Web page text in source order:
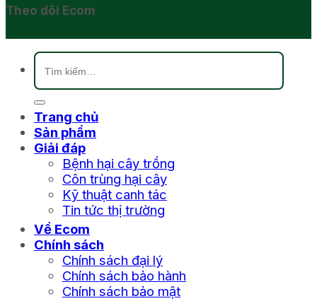
Theo dõi Ecom
Tìm
kiếm:
Trang chủ
Sản phẩm
Giải đáp
Bệnh hại cây trồng
Côn trùng hại cây
Kỹ thuật canh tác
Tin tức thị trường
Về Ecom
Chính sách
Chính sách đại lý
Chính sách bảo hành
Chính sách bảo mật